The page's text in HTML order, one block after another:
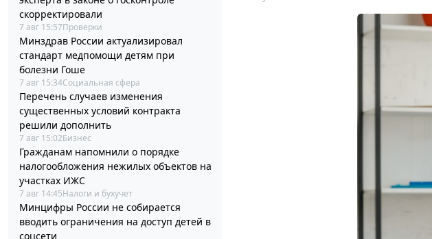
скорректировали
7 авг 15:57Проверки
Минздрав России актуализировал
стандарт медпомощи детям при
болезни Гоше
7 авг 15:34Социальная сфера
Перечень случаев изменения
существенных условий контракта
решили дополнить
7 авг 15:02Бизнес
Гражданам напомнили о порядке
налогообложения нежилых объектов на
участках ИЖС
7 авг 14:45Налоги и бухучет
Минцифры России не собирается
вводить ограничения на доступ детей в
соцсети